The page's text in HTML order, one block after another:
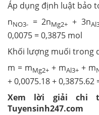
Áp dụng định luật bảo
nNO3- = 2nMg2+ + 3n
0,0075 = 0,3875 mol
Khối lượng muối trong
m = mMg2+ + mAl3+ + m
+ 0,0075.18 + 0,3875.62
Xem lời giải
Tuyensinh247.com